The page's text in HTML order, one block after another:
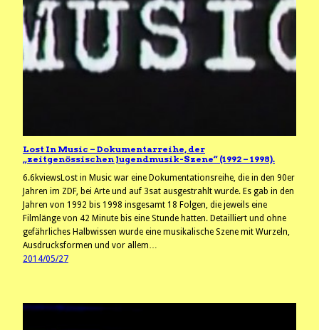
Lost In Music – Dokumentarreihe, der
„zeitgenössischen Jugendmusik-Szene“ (1992 – 1998).
6.6kviewsLost in Music war eine Dokumentationsreihe, die in den 90er
Jahren im ZDF, bei Arte und auf 3sat ausgestrahlt wurde. Es gab in den
Jahren von 1992 bis 1998 insgesamt 18 Folgen, die jeweils eine
Filmlänge von 42 Minute bis eine Stunde hatten. Detailliert und ohne
gefährliches Halbwissen wurde eine musikalische Szene mit Wurzeln,
Ausdrucksformen und vor allem…
2014/05/27